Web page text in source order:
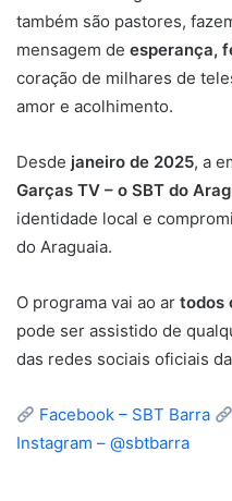
também são pastores,
mensagem de esperança,
coração de milhares de
amor e acolhimento.
Desde janeiro de 2025, a
Garças TV – o SBT do
identidade local e
do Araguaia.
O programa vai ao ar todos
pode ser assistido de
das redes sociais oficiais
Facebook – SBT Barra
Instagram – @sbtbarra